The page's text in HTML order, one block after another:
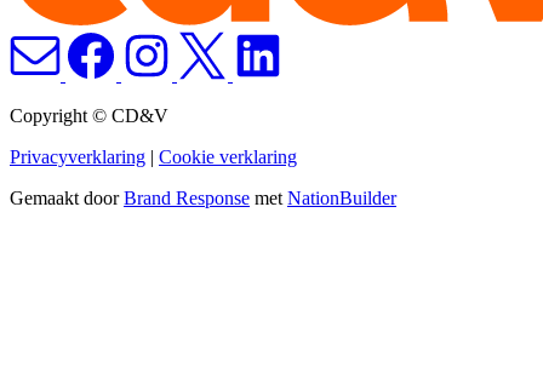
Copyright © CD&V
Privacyverklaring | Cookie verklaring
Gemaakt doorBrand Response metNationBuilder